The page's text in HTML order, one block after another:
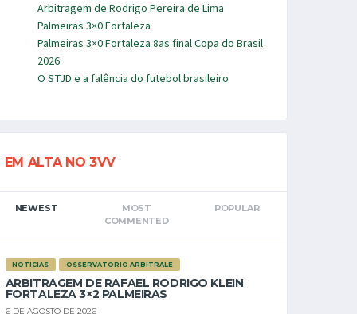
Arbitragem de Rodrigo Pereira de Lima
Palmeiras 3×0 Fortaleza
Palmeiras 3×0 Fortaleza 8as final Copa do Brasil
2026
O STJD e a falência do futebol brasileiro
EM ALTA NO 3VV
NEWEST
MOST
COMMENTED
POPULAR
NOTÍCIAS OSSERVATORIO ARBITRALE
ARBITRAGEM DE RAFAEL RODRIGO KLEIN
FORTALEZA 3×2 PALMEIRAS
6 DE AGOSTO DE 2026